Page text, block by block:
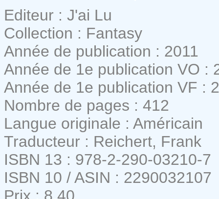
Editeur : J'ai Lu
Collection : Fantasy
Année de publication : 2011
Année de 1e publication VO :
Année de 1e publication VF :
Nombre de pages : 412
Langue originale : Américain
Traducteur : Reichert, Frank
ISBN 13 : 978-2-290-03210-7
ISBN 10 / ASIN : 2290032107